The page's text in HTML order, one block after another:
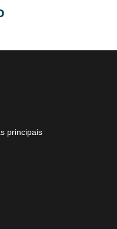
principais